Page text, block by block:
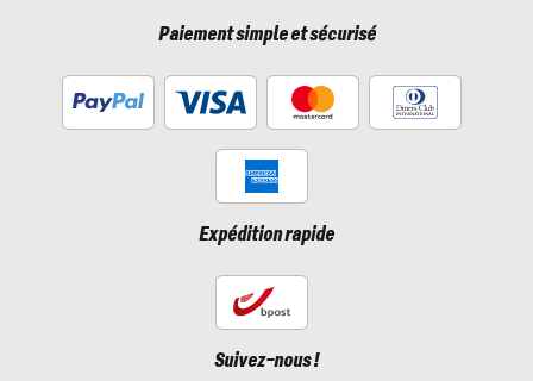
Paiement simple et sécurisé
Expédition rapide
Suivez-nous !